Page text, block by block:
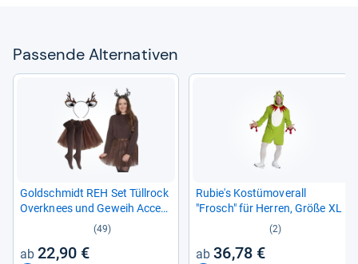
Pas­sende Alter­na­ti­ven
Gold­schmidt REH Set Tüll­rock
Over­knees und Geweih Acces­
(49)
22,90 €
Rubie's Kostü­mo­ver­all
"Frosch" für Her­ren, Größe XL
(2)
36,78 €